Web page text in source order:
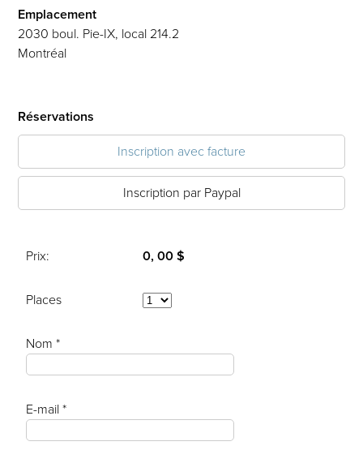
Emplacement
2030 boul. Pie-IX, local 214.2
Montréal
Réservations
Inscription avec facture
Inscription par Paypal
Prix: 0, 00 $
Places
Nom *
E-mail *